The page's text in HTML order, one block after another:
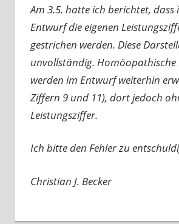
Am 3.5. hatte ich berichtet, dass
Entwurf die eigenen
gestrichen werden. Diese
unvollständig. Homöopathische
werden im Entwurf weiterhin
Ziffern 9 und 11), dort jedoch
Leistungsziffer.
Ich bitte den Fehler zu
Christian J. Becker